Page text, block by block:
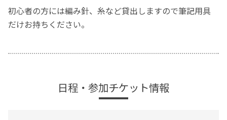
初心者の方には編み針、糸など貸出しますので筆記用具
だけお持ちください。
日程・参加チケット情報